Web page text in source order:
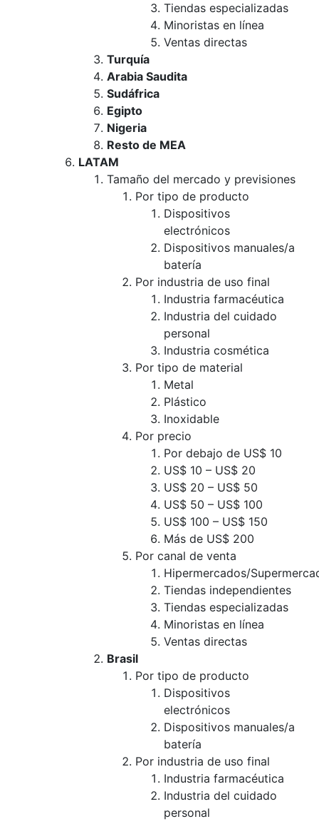
Tiendas especializadas
Minoristas en línea
Ventas directas
Turquía
Arabia Saudita
Sudáfrica
Egipto
Nigeria
Resto de MEA
LATAM
Tamaño del mercado y previsiones
Por tipo de producto
Dispositivos
electrónicos
Dispositivos manuales/a
batería
Por industria de uso final
Industria farmacéutica
Industria del cuidado
personal
Industria cosmética
Por tipo de material
Metal
Plástico
Inoxidable
Por precio
Por debajo de US$ 10
US$ 10 – US$ 20
US$ 20 – US$ 50
US$ 50 – US$ 100
US$ 100 – US$ 150
Más de US$ 200
Por canal de venta
Hipermercados/
Tiendas independientes
Tiendas especializadas
Minoristas en línea
Ventas directas
Brasil
Por tipo de producto
Dispositivos
electrónicos
Dispositivos manuales/a
batería
Por industria de uso final
Industria farmacéutica
Industria del cuidado
personal